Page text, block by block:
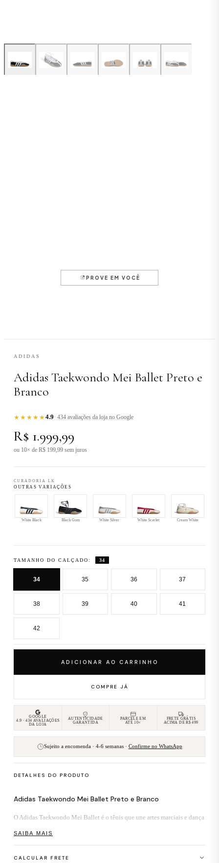
ADIDAS
Adidas Taekwondo Mei Ballet Preto e
Branco
★★★★★4.9· 434 avaliações da loja no Google
R$ 1.999,99
ou 10× de R$ 199,99 sem juros
CURADORIA LK
OUTRAS VARIAÇÕES
White Black Black Gum White Silver White Scarlet Cream White
TAMANHO DO CALÇADO: 34
34 35 36 37
38 39 40 41
42
ADICIONAR AO CARRINHO
COMPRE JÁ
GOOGLE
4.9 · 434 AVALIAÇÕES
DA LOJA
AUTENTICIDADE
GARANTIDA
PARCELE EM
ATÉ 10×
FRETE GRÁTIS
ACIMA DE R$ 499
Sujeito a encomenda · 4-6 semanas · Confirme no WhatsApp
DETALHES DO PRODUTO
Adidas Taekwondo Mei Ballet Preto e Branco
O Adidas Taekwondo Mei Ballet é o tênis que une artes marciais e dança
SAIBA MAIS
CALCULAR FRETE